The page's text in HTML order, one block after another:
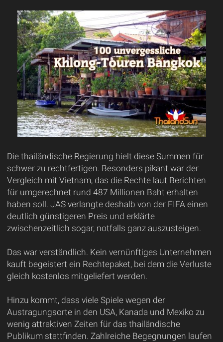
Die thailändische Regierung hielt diese Summen für
schwer zu rechtfertigen. Besonders pikant war der
Vergleich mit Vietnam, das die Rechte laut Berichten
für umgerechnet rund 487 Millionen Baht erhalten
haben soll. JAS verlangte deshalb von der FIFA einen
deutlich günstigeren Preis und erklärte
zwischenzeitlich sogar, notfalls ganz auszusteigen.
Das war verständlich. Kein vernünftiges Unternehmen
kauft begeistert ein Rechtepaket, bei dem die Verluste
gleich kostenlos mitgeliefert werden.
Hinzu kommt, dass viele Spiele wegen der
Austragungsorte in den USA, Kanada und Mexiko zu
wenig attraktiven Zeiten für das thailändische
Publikum stattfinden. Zahlreiche Begegnungen laufen